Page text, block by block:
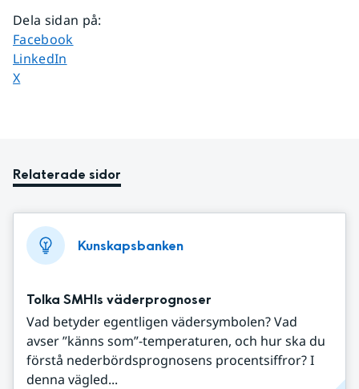
Dela sidan på:
Dela sidan på
Facebook
Dela sidan på
LinkedIn
Dela sidan på
X
Relaterade sidor
Kunskapsbanken
Tolka SMHIs väderprognoser
Vad betyder egentligen vädersymbolen? Vad
avser ”känns som”-temperaturen, och hur ska du
förstå nederbördsprognosens procentsiffror? I
denna vägled...